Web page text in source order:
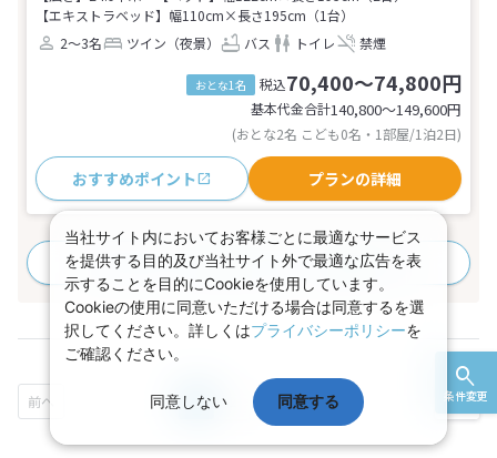
条件変更
【エキストラベッド】幅110cm×長さ195cm（1台）
2～3名
ツイン（夜景） バス トイレ 禁煙
おとな1名 税込70,400～74,800円
基本代金合計140,800〜149,600円
(おとな2名 こども0名・1部屋/1泊2日)
おすすめポイント プランの詳細
すべてのプランを見る(20プラン、1部屋タイプ)
1 ...
当社サイト内においてお客様ごとに最適なサービス
を提供する目的及び当社サイト外で最適な広告を表
示することを目的にCookieを使用しています。
Cookieの使用に同意いただける場合は同意するを選
択してください。詳しくはプライバシーポリシーを
ご確認ください。
同意しない 同意する